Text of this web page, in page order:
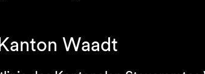
Waadt